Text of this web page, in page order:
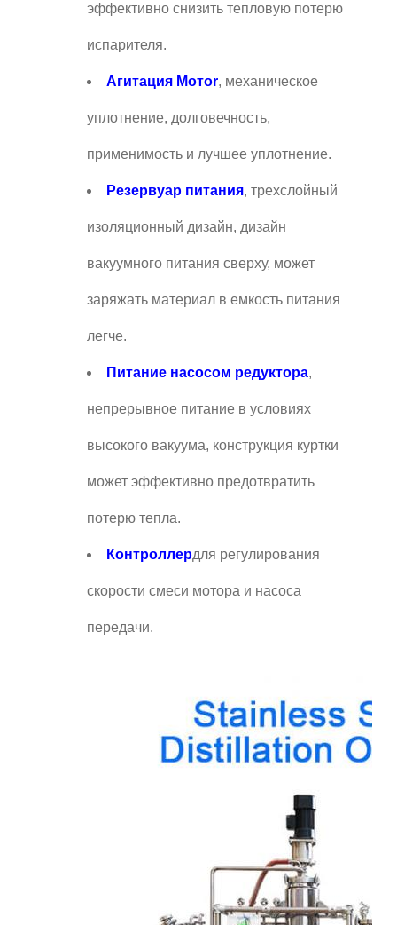
эффективно снизить тепловую потерю
испарителя.
Агитация Мотоr, механическое
уплотнение, долговечность,
применимость и лучшее уплотнение.
Резервуар питания, трехслойный
изоляционный дизайн, дизайн
вакуумного питания сверху, может
заряжать материал в емкость питания
легче.
Питание насосом редуктора,
непрерывное питание в условиях
высокого вакуума, конструкция куртки
может эффективно предотвратить
потерю тепла.
Контроллердля регулирования
скорости смеси мотора и насоса
передачи.